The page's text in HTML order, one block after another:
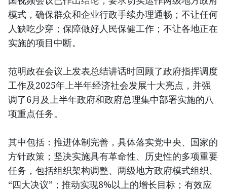
模式，确保群众和企业行政手续办理通畅；不让任何
人缺吃少穿；保障做好人民保健工作；不让各地正在
实施的项目中断。
范明政在会议上发表总结讲话时回顾了政府指挥调度
工作及2025年上半年经济社会发展十大亮点，并强
调了6月及上半年政府和政府总理集中部署实施的八
项重点任务。
其中包括：推进体制完善，具体落实党中央、国家的
方针政策；坚决实施具有革命性、历史性的多项重要
任务，包括组织架构调整、两级地方政府模式组织、
“四大决议”；推动实现8%以上的增长目标；有效应